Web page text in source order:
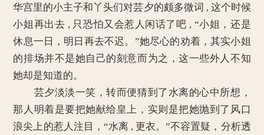
华宫里的小主子和丫头们对芸夕的颇多微词 , 这个时候
小姐再出去 , 只恐怕又会惹人闲话了吧 , “小姐，还是
休息一日，明日再去不迟。”她尽心的劝着，其实小姐
的排场并不是她自己的刻意而为之，这一些外人不知
她却是知道的。
芸夕淡淡一笑，转而便猜到了水离的心中所想，
那人明着是要把她献给皇上，实则是把她抛到了风口
浪尖上的惹人注目，“水离 , 更衣。”不容置疑，分析透